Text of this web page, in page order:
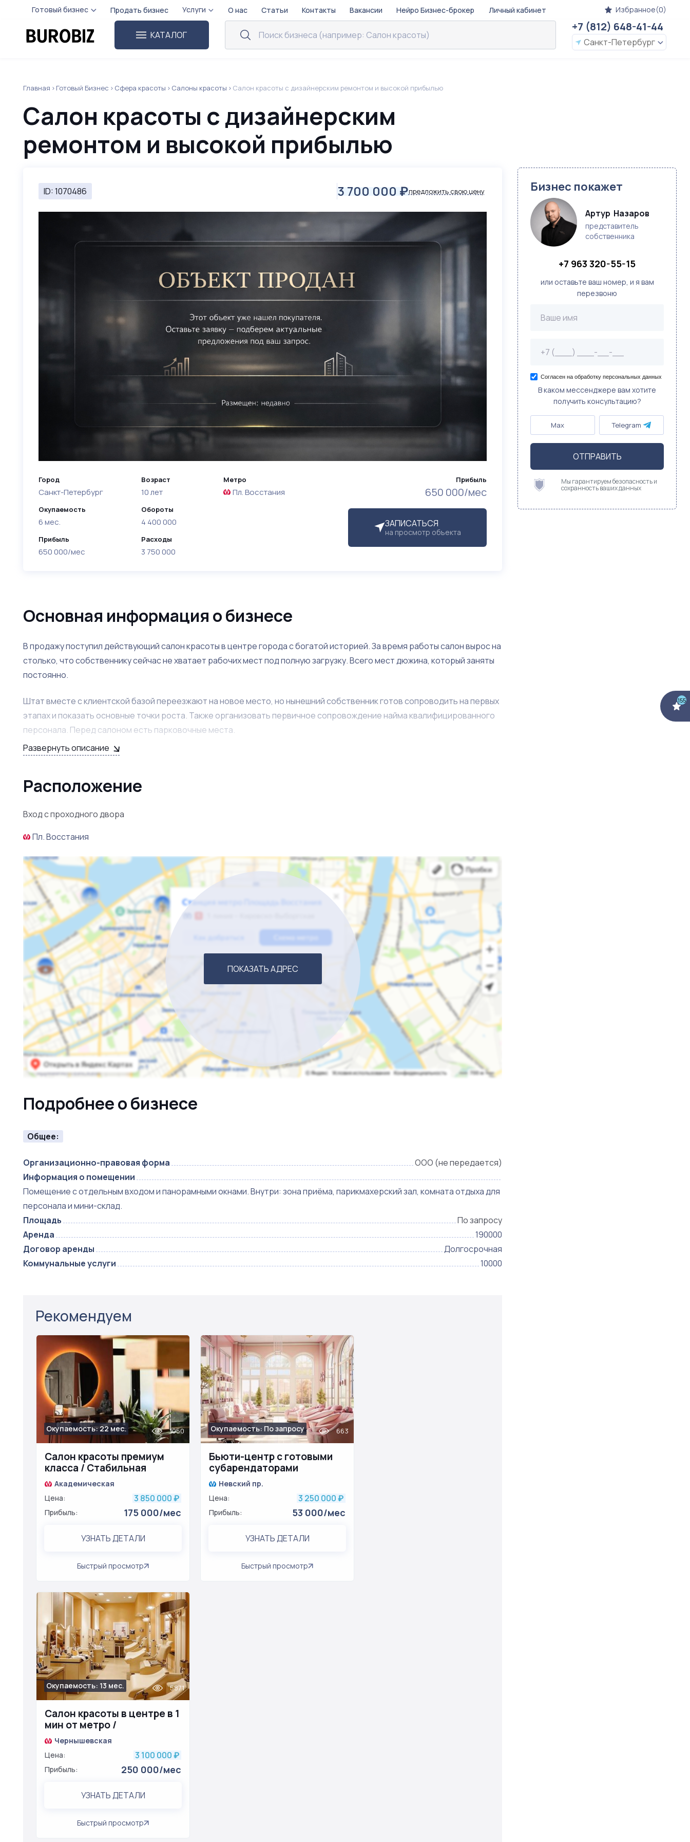
Готовый бизнес Продать бизнес Услуги О нас Статьи Контакты Вакансии Нейро Бизнес-брокер Личный кабинет Избранное(0)
КАТАЛОГ
+7 (812) 648-41-44
Санкт-Петербург
Главная Готовый Бизнес Сфера красоты Салоны красоты Салон красоты с дизайнерским ремонтом и высокой прибылью
Салон красоты с дизайнерским
ремонтом и высокой прибылью
ID: 1070486 3 700 000 ₽предложить свою цену
Прибыль
650 000/мес
ЗАПИСАТЬСЯ
на просмотр объекта
Город
Санкт-Петербург
Окупаемость
6 мес.
Прибыль
650 000/мес
Возраст
10 лет
Обороты
4 400 000
Расходы
3 750 000
Метро
Пл. Восстания
Основная информация о бизнесе
В продажу поступил действующий салон красоты в центре города с богатой историей. За время работы салон вырос на
столько, что собственнику сейчас не хватает рабочих мест под полную загрузку. Всего мест дюжина, который заняты
постоянно.
Штат вместе с клиентской базой переезжают на новое место, но нынешний собственник готов сопроводить на первых
этапах и показать основные точки роста. Также организовать первичное сопровождение найма квалифицированного
персонала. Перед салоном есть парковочные места.
Уникальный дизайнерский ремонт сократит расходы на помещение после покупки. Передаётся база проверенных
клиентов!
По всем вопросам - звоните брокеру!
Развернуть описание
Расположение
Вход с проходного двора
Пл. Восстания
ПОКАЗАТЬ АДРЕС
Подробнее о бизнесе
Общее:
Организационно-правовая форма
ООО (не передается)
Информация о помещении
Помещение с отдельным входом и панорамными окнами. Внутри: зона приёма, парикмахерский зал, комната отдыха для
персонала и мини-склад.
Площадь
По запросу
Аренда
190000
Договор аренды
Долгосрочная
Коммунальные услуги
10000
Рекомендуем
Салон красоты премиум
класса / Стабильная
прибыль
Окупаемость: 22 мес. 1050
Академическая
Цена:
3 850 000 ₽
Прибыль: 175 000/мес
УЗНАТЬ ДЕТАЛИ
Быстрый просмотр
Бьюти-центр с готовыми
субарендаторами
Окупаемость: По запросу 663
Невский пр.
Цена:
3 250 000 ₽
Прибыль: 53 000/мес
УЗНАТЬ ДЕТАЛИ
Быстрый просмотр
Салон красоты в центре в 1
мин от метро /
возможность
лицензирования
Окупаемость: 13 мес. 5871
Чернышевская
Цена:
3 100 000 ₽
Прибыль: 250 000/мес
УЗНАТЬ ДЕТАЛИ
Быстрый просмотр
Бизнес покажет
Артур  Назаров
представитель
собственника
+7 963 320-55-15
или оставьте ваш номер, и я вам
перезвоню
Согласен на обработку персональных данных
В каком мессенджере вам хотите
получить консультацию?
Max Telegram
ОТПРАВИТЬ
Мы гарантируем безопасность и
сохранность ваших данных
155